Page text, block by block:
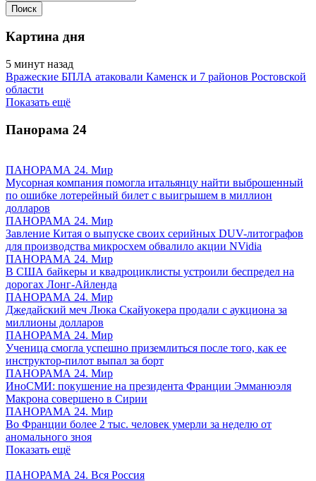
Картина дня
5 минут назад
Вражеские БПЛА атаковали Каменск и 7 районов Ростовской
области
Показать ещё
Панорама 24
ПАНОРАМА 24. Мир
Мусорная компания помогла итальянцу найти выброшенный
по ошибке лотерейный билет с выигрышем в миллион
долларов
ПАНОРАМА 24. Мир
Завление Китая о выпуске своих серийных DUV-литографов
для производства микросхем обвалило акции NVidia
ПАНОРАМА 24. Мир
В США байкеры и квадроциклисты устроили беспредел на
дорогах Лонг-Айленда
ПАНОРАМА 24. Мир
Джедайский меч Люка Скайуокера продали с аукциона за
миллионы долларов
ПАНОРАМА 24. Мир
Ученица смогла успешно приземлиться после того, как ее
инструктор-пилот выпал за борт
ПАНОРАМА 24. Мир
ИноСМИ: покушение на президента Франции Эмманюэля
Макрона совершено в Сирии
ПАНОРАМА 24. Мир
Во Франции более 2 тыс. человек умерли за неделю от
аномального зноя
Показать ещё
ПАНОРАМА 24. Вся Россия